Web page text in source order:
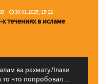
30.01.2025, 15:22
течениях в исламе
то что попробовал ...